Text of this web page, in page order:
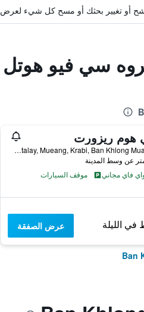
أو تغيير بحثك أو مسح كل شيء لعرض
سي فيو هوتل
هوم ريزورت
205, Moo 3, Nongtalay, Mueang, Krabi, Ban Khlong Muang, تايلاند
فاي مجاني
موقف السيارات
في الليلة عرض الصفقة